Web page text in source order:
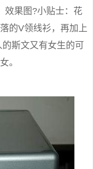
效果图?小贴士：花
的V领线衫，再加上
斯文又有女生的可
。